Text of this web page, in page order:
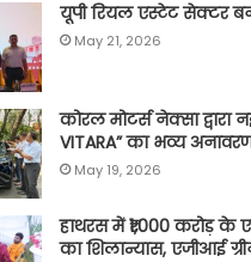
यूपी रियल एस्टेट सेक्टर
May 21, 2026
कोरल मोटर्स नेक्सा द्वारा
VITARA” का भव्य
May 19, 2026
हाथरस में ₹1,000 करोड़
का शिलान्यास, एजीआई